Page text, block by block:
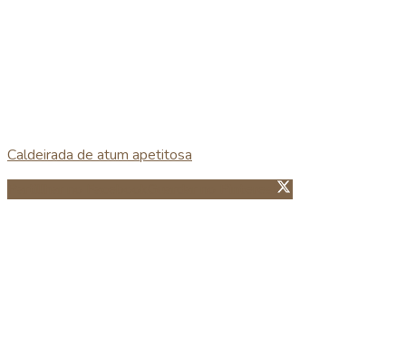
Caldeirada de atum apetitosa
Guardar no Pinterest